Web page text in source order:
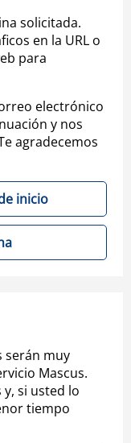
solicitada.
en la URL o
para
electrónico
y nos
agradecemos
inicio
serán muy
Mascus.
si usted lo
tiempo